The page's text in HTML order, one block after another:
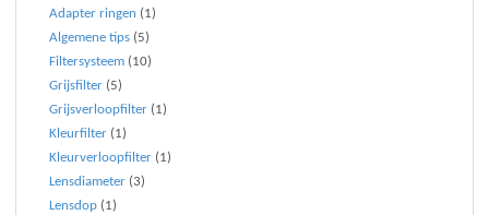
Adapter ringen (1)
Algemene tips (5)
Filtersysteem (10)
Grijsfilter (5)
Grijsverloopfilter (1)
Kleurfilter (1)
Kleurverloopfilter (1)
Lensdiameter (3)
Lensdop (1)